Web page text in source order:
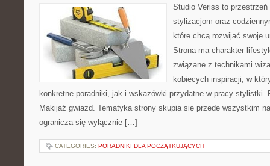
Studio Veriss to
stylizacjom oraz
które chcą rozwijać swoje
Strona ma charakter
związane z technikami
kobiecych inspiracji, w
konkretne poradniki, jak i wskazówki przydatne w pracy stylistki.
Makijaż gwiazd. Tematyka strony skupia się przede wszystkim
ogranicza się wyłącznie […]
CATEGORIES: PORADNIKI DLA POCZĄTKUJĄCYCH